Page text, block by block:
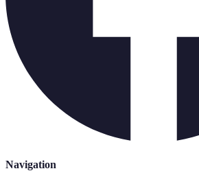
Navigation